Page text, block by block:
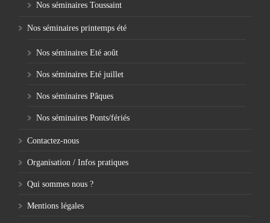
Nos séminaires Toussaint
Nos séminaires printemps été
Nos séminaires Eté août
Nos séminaires Eté juillet
Nos séminaires Pâques
Nos séminaires Ponts/fériés
Contactez-nous
Organisation / Infos pratiques
Qui sommes nous ?
Mentions légales